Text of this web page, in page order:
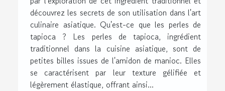
découvrez les secrets de son utilisation dans l'art
culinaire asiatique. Qu'est-ce que les perles de
tapioca ? Les perles de tapioca, ingrédient
traditionnel dans la cuisine asiatique, sont de
petites billes issues de l'amidon de manioc. Elles
se caractérisent par leur texture gélifiée et
légèrement élastique, offrant ainsi...